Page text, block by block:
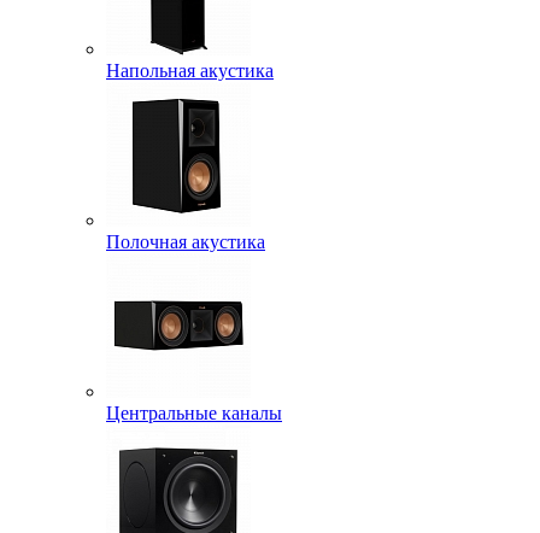
Напольная акустика
Полочная акустика
Центральные каналы